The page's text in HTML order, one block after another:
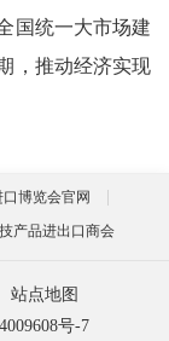
国统一大市场建
，推动经济实现
博览会官网
产品进出口商会
站点地图
号-7